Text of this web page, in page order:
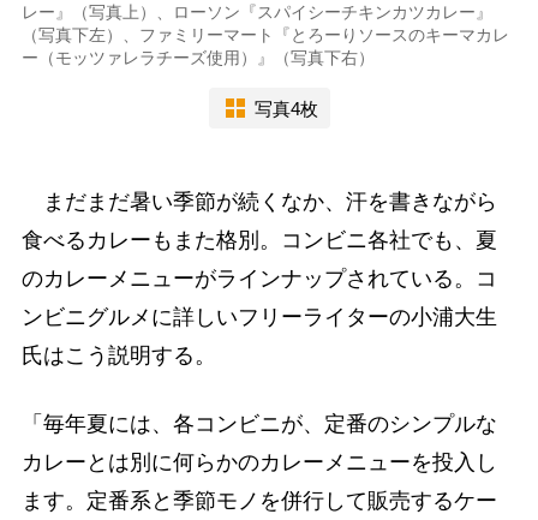
レー』（写真上）、ローソン『スパイシーチキンカツカレー』
（写真下左）、ファミリーマート『とろーりソースのキーマカレ
ー（モッツァレラチーズ使用）』（写真下右）
写真4枚
まだまだ暑い季節が続くなか、汗を書きながら
食べるカレーもまた格別。コンビニ各社でも、夏
のカレーメニューがラインナップされている。コ
ンビニグルメに詳しいフリーライターの小浦大生
氏はこう説明する。
「毎年夏には、各コンビニが、定番のシンプルな
カレーとは別に何らかのカレーメニューを投入し
ます。定番系と季節モノを併行して販売するケー